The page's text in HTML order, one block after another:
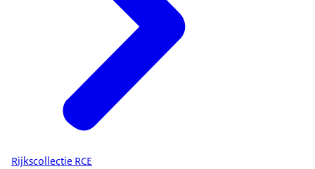
Rijkscollectie RCE